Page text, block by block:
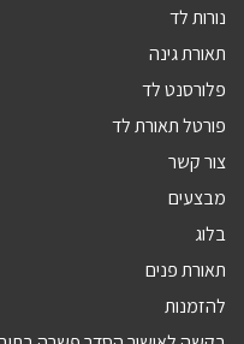
נורות לד
תאורת גינה
פלורסנט לד
פורטל תאורת לד
צור קשר
מבצעים
בלוג
תאורת פנים
להזמנות